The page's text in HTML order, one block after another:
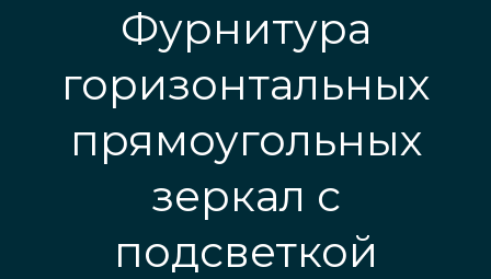
Фурнитура
горизонтальных
прямоугольных
зеркал с
подсветкой